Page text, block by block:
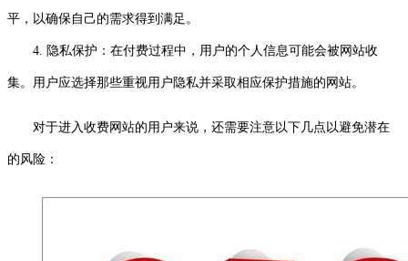
平，以确保自己的需求得到满足。
4. 隐私保护：在付费过程中，用户的个人信息可能会被网站收
集。用户应选择那些重视用户隐私并采取相应保护措施的网站。
对于进入收费网站的用户来说，还需要注意以下几点以避免潜在
的风险：